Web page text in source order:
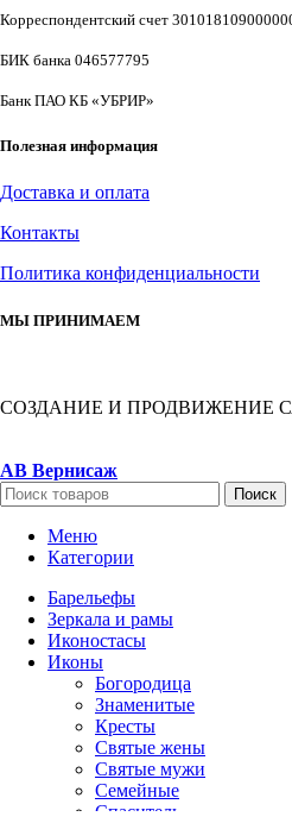
Корреспондентский счет
БИК банка 046577795
Банк ПАО КБ «УБРИР»
Полезная информация
Доставка и оплата
Контакты
Политика конфиденциальности
МЫ ПРИНИМАЕМ
СОЗДАНИЕ И ПРОДВИЖЕНИЕ
АВ Вернисаж
Поиск
Меню
Категории
Барельефы
Зеркала и рамы
Иконостасы
Иконы
Богородица
Знаменитые
Кресты
Святые жены
Святые мужи
Семейные
Спаситель